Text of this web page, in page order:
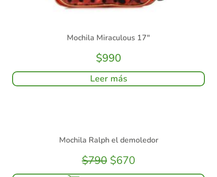
Mochila Miraculous 17″
$990
Leer más
Mochila Ralph el demoledor
$790 $670